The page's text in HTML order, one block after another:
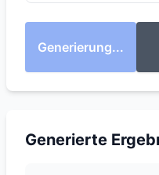
Generierung...
Generierte